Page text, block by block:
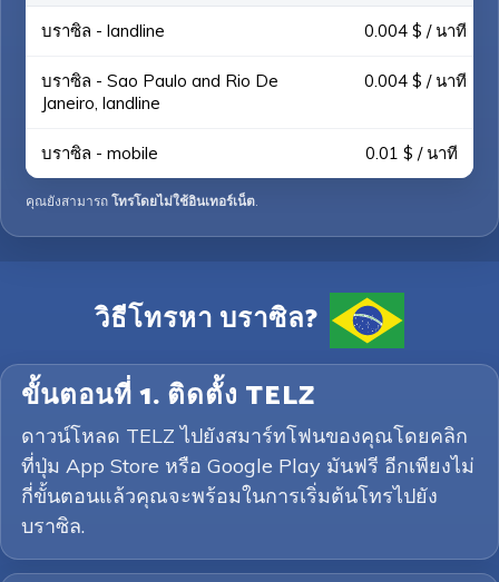
บราซิล - landline 0.004 $ / นาที
บราซิล - Sao Paulo and Rio De
Janeiro, landline
0.004 $ / นาที
บราซิล - mobile 0.01 $ / นาที
คุณยังสามารถ โทรโดยไม่ใช้อินเทอร์เน็ต.
วิธีโทรหา บราซิล?
ขั้นตอนที่ 1. ติดตั้ง TELZ
ดาวน์โหลด TELZ ไปยังสมาร์ทโฟนของคุณโดยคลิก
ที่ปุ่ม App Store หรือ Google Play มันฟรี อีกเพียงไม่
กี่ขั้นตอนแล้วคุณจะพร้อมในการเริ่มต้นโทรไปยัง
บราซิล.